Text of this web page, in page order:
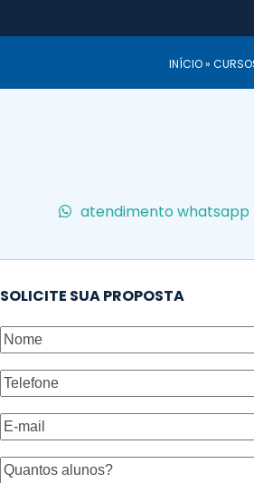
INÍCIO»
atendimento whatsapp
SOLICITE SUA PROPOSTA